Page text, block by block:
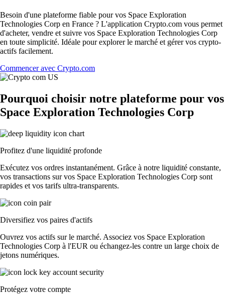
Besoin d'une plateforme fiable pour vos Space Exploration
Technologies Corp en France ? L'application Crypto.com vous permet
d'acheter, vendre et suivre vos Space Exploration Technologies Corp
en toute simplicité. Idéale pour explorer le marché et gérer vos crypto-
actifs facilement.
Commencer avec Crypto.com
Pourquoi choisir notre plateforme pour vos
Space Exploration Technologies Corp
Profitez d'une liquidité profonde
Exécutez vos ordres instantanément. Grâce à notre liquidité constante,
vos transactions sur vos Space Exploration Technologies Corp sont
rapides et vos tarifs ultra-transparents.
Diversifiez vos paires d'actifs
Ouvrez vos actifs sur le marché. Associez vos Space Exploration
Technologies Corp à l'EUR ou échangez-les contre un large choix de
jetons numériques.
Protégez votre compte